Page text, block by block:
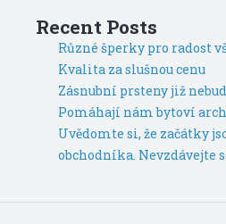
Recent Posts
Různé šperky pro radost
Kvalita za slušnou cenu
Zásnubní prsteny již
Pomáhají nám bytoví
Uvědomte si, že začátky
obchodníka. Nevzdávejte